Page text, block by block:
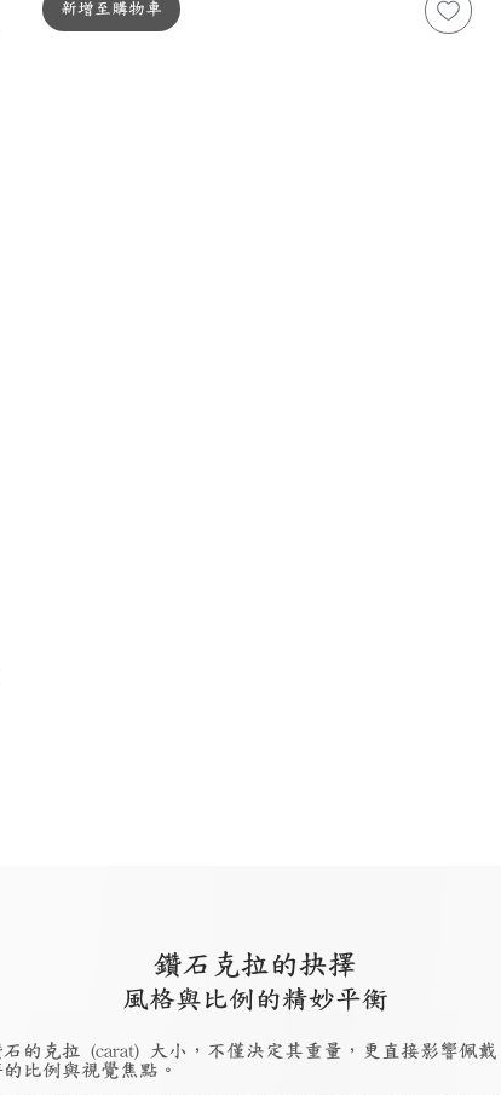
新增至購物車
鑽石克拉的抉擇
風格與比例的精妙平衡
石的克拉 (carat) 大小，不僅決定其重量，更直接影響佩戴
的比例與視覺焦點。